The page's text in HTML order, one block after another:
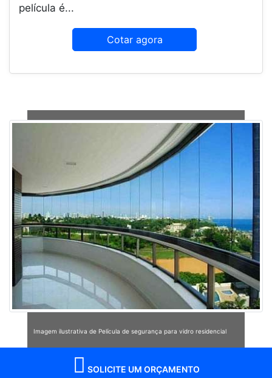
película é...
Cotar agora
Imagem ilustrativa de Película de segurança para vidro residencial
SOLICITE UM ORÇAMENTO